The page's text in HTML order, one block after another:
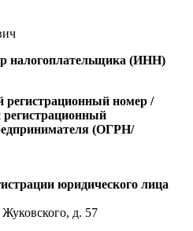
налогоплательщика (ИНН)
регистрационный номер /
регистрационный
(ОГРН/
юридического лица
д. 57